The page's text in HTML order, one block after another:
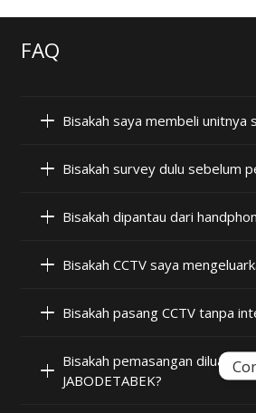
FAQ
Bisakah saya membeli unitnya
Bisakah survey dulu sebelum
Bisakah dipantau dari
Bisakah CCTV saya
Bisakah pasang CCTV tanpa
Bisakah pemasangan diluar
JABODETABEK?